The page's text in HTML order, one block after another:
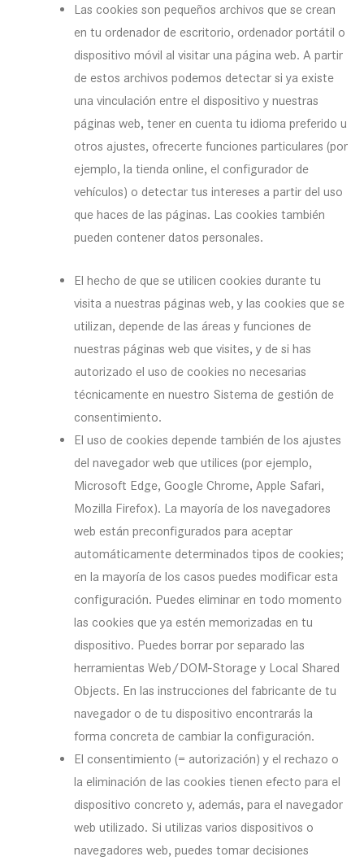
Las cookies son pequeños archivos que se crean
en tu ordenador de escritorio, ordenador portátil o
dispositivo móvil al visitar una página web. A partir
de estos archivos podemos detectar si ya existe
una vinculación entre el dispositivo y nuestras
páginas web, tener en cuenta tu idioma preferido u
otros ajustes, ofrecerte funciones particulares (por
ejemplo, la tienda online, el configurador de
vehículos) o detectar tus intereses a partir del uso
que haces de las páginas. Las cookies también
pueden contener datos personales.
El hecho de que se utilicen cookies durante tu
visita a nuestras páginas web, y las cookies que se
utilizan, depende de las áreas y funciones de
nuestras páginas web que visites, y de si has
autorizado el uso de cookies no necesarias
técnicamente en nuestro Sistema de gestión de
consentimiento.
El uso de cookies depende también de los ajustes
del navegador web que utilices (por ejemplo,
Microsoft Edge, Google Chrome, Apple Safari,
Mozilla Firefox). La mayoría de los navegadores
web están preconfigurados para aceptar
automáticamente determinados tipos de cookies;
en la mayoría de los casos puedes modificar esta
configuración. Puedes eliminar en todo momento
las cookies que ya estén memorizadas en tu
dispositivo. Puedes borrar por separado las
herramientas Web/DOM-Storage y Local Shared
Objects. En las instrucciones del fabricante de tu
navegador o de tu dispositivo encontrarás la
forma concreta de cambiar la configuración.
El consentimiento (= autorización) y el rechazo o
la eliminación de las cookies tienen efecto para el
dispositivo concreto y, además, para el navegador
web utilizado. Si utilizas varios dispositivos o
navegadores web, puedes tomar decisiones